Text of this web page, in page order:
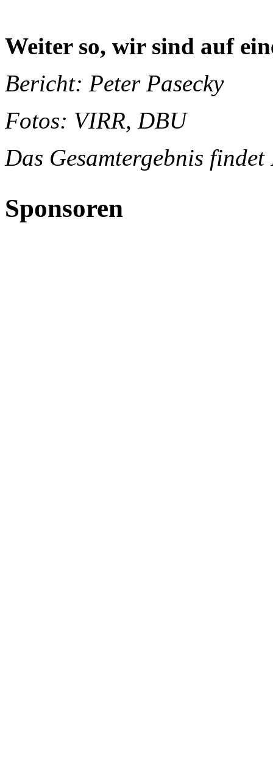
Weiter so, wir sind auf
Bericht: Peter Pasecky
Fotos: VIRR, DBU
Das Gesamtergebnis
Sponsoren